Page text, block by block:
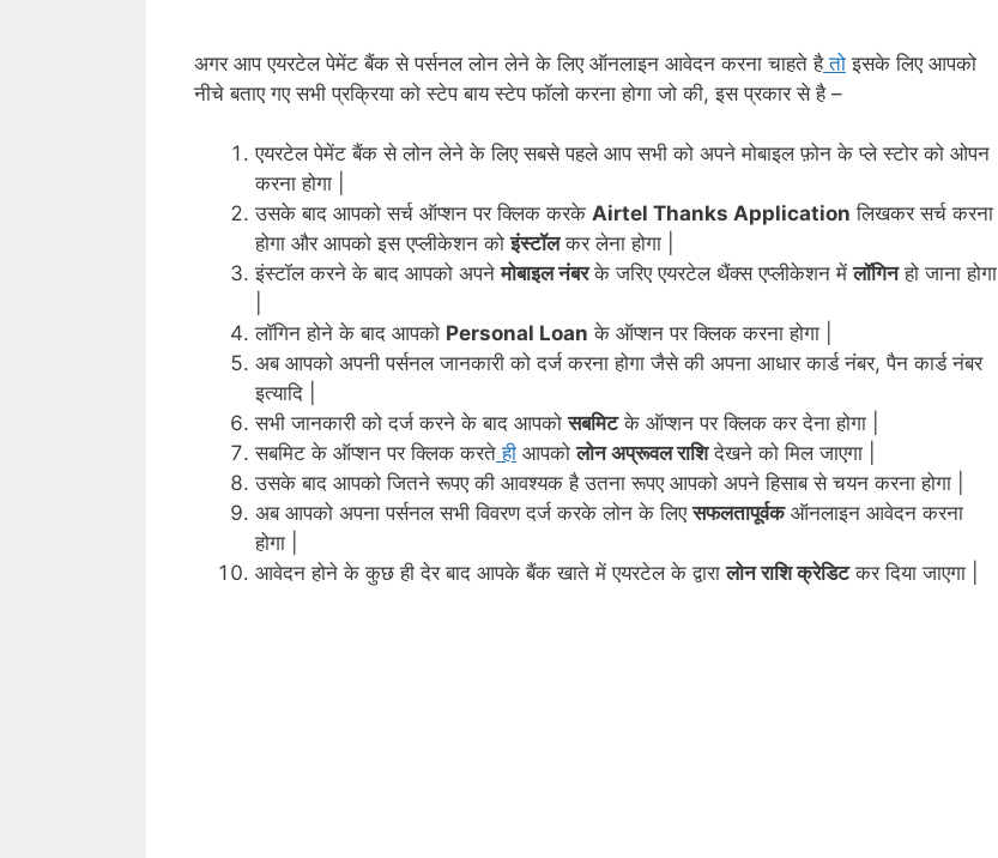
अगर आप एयरटेल पेमेंट बैंक से पर्सनल लोन लेने के लिए ऑनलाइन आवेदन करना चाहते हैतो इसके लिए आपको
नीचे बताए गए सभी प्रक्रिया को स्टेप बाय स्टेप फॉलो करना होगा जो की, इस प्रकार से है –
एयरटेल पेमेंट बैंक से लोन लेने के लिए सबसे पहले आप सभी को अपने मोबाइल फ़ोन के प्ले स्टोर को ओपन
करना होगा |
उसके बाद आपको सर्च ऑप्शन पर क्लिक करके Airtel Thanks Application लिखकर सर्च करना
होगा और आपको इस एप्लीकेशन कोइंस्टॉलकर लेना होगा |
इंस्टॉल करने के बाद आपको अपनेमोबाइल नंबरके जरिए एयरटेल थैंक्स एप्लीकेशन मेंलॉगिनहो जाना होगा
लॉगिन होने के बाद आपको Personal Loan के ऑप्शन पर क्लिक करना होगा |
अब आपको अपनी पर्सनल जानकारी को दर्ज करना होगा जैसे की अपना आधार कार्ड नंबर, पैन कार्ड नंबर
इत्यादि |
सभी जानकारी को दर्ज करने के बाद आपकोसबमिटके ऑप्शन पर क्लिक कर देना होगा |
सबमिट के ऑप्शन पर क्लिक करते ही आपकोलोन अप्रूवल राशिदेखने को मिल जाएगा |
उसके बाद आपको जितने रूपए की आवश्यक है उतना रूपए आपको अपने हिसाब से चयन करना होगा |
अब आपको अपना पर्सनल सभी विवरण दर्ज करके लोन के लिएसफलतापूर्वकऑनलाइन आवेदन करना
होगा |
आवेदन होने के कुछ ही देर बाद आपके बैंक खाते में एयरटेल के द्वारालोन राशि क्रेडिटकर दिया जाएगा |